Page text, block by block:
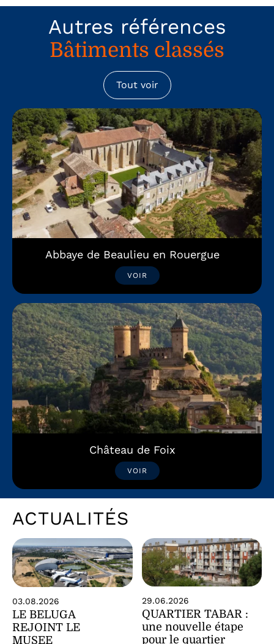
Autres références
Bâtiments classés
Tout voir
Abbaye de Beaulieu en Rouergue
VOIR
Château de Foix
VOIR
ACTUALITÉS
03.08.2026
LE BELUGA
REJOINT LE
MUSEE
29.06.2026
QUARTIER TABAR :
une nouvelle étape
pour le quartier